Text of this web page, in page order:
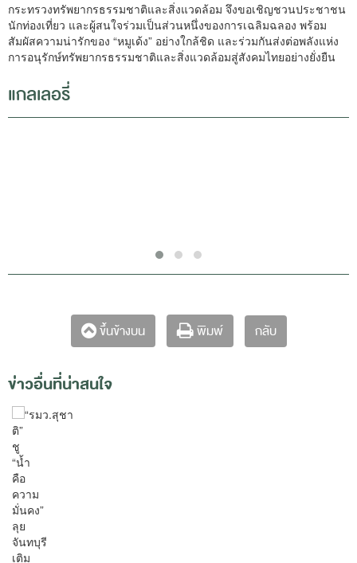
กระทรวงทรัพยากรธรรมชาติและสิ่งแวดล้อม จึงขอเชิญชวนประชาชน
นักท่องเที่ยว และผู้สนใจร่วมเป็นส่วนหนึ่งของการเฉลิมฉลอง พร้อม
สัมผัสความน่ารักของ “หมูเด้ง” อย่างใกล้ชิด และร่วมกันส่งต่อพลังแห่ง
การอนุรักษ์ทรัพยากรธรรมชาติและสิ่งแวดล้อมสู่สังคมไทยอย่างยั่งยืน
แกลเลอรี่
ขึ้นข้างบน พิมพ์ กลับ
ข่าวอื่นที่น่าสนใจ